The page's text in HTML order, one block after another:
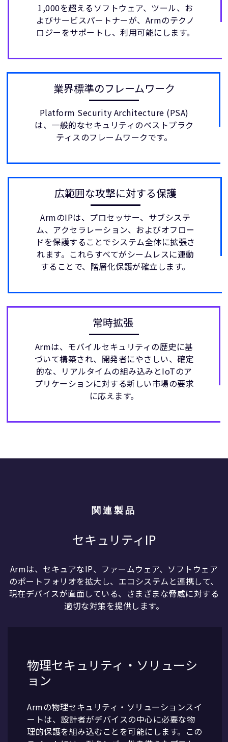
1,000を超えるソフトウェア、ツール、お
よびサービスパートナーが、Armのテクノ
ロジーをサポートし、利用可能にします。
業界標準のフレームワーク
Platform Security Architecture (PSA)
は、一般的なセキュリティのベストプラク
ティスのフレームワークです。
広範囲な攻撃に対する保護
ArmのIPは、プロセッサー、サブシステ
ム、アクセラレーション、およびオフロー
ドを保護することでシステム全体に拡張さ
れます。これらすべてがシームレスに連動
することで、階層化保護が確立します。
常時拡張
Armは、モバイルセキュリティの歴史に基
づいて構築され、開発者にやさしい、確定
的な、リアルタイムの組み込みとIoTのア
プリケーションに対する新しい市場の要求
に応えます。
関連製品
セキュリティIP
Armは、セキュアなIP、ファームウェア、ソフトウェア
のポートフォリオを拡大し、エコシステムと連携して、
現在デバイスが直面している、さまざまな脅威に対する
適切な対策を提供します。
物理セキュリティ・ソリューシ
ョン
Armの物理セキュリティ・ソリューションスイ
ートは、設計者がデバイスの中心に必要な物
理的保護を組み込むことを可能にします。この